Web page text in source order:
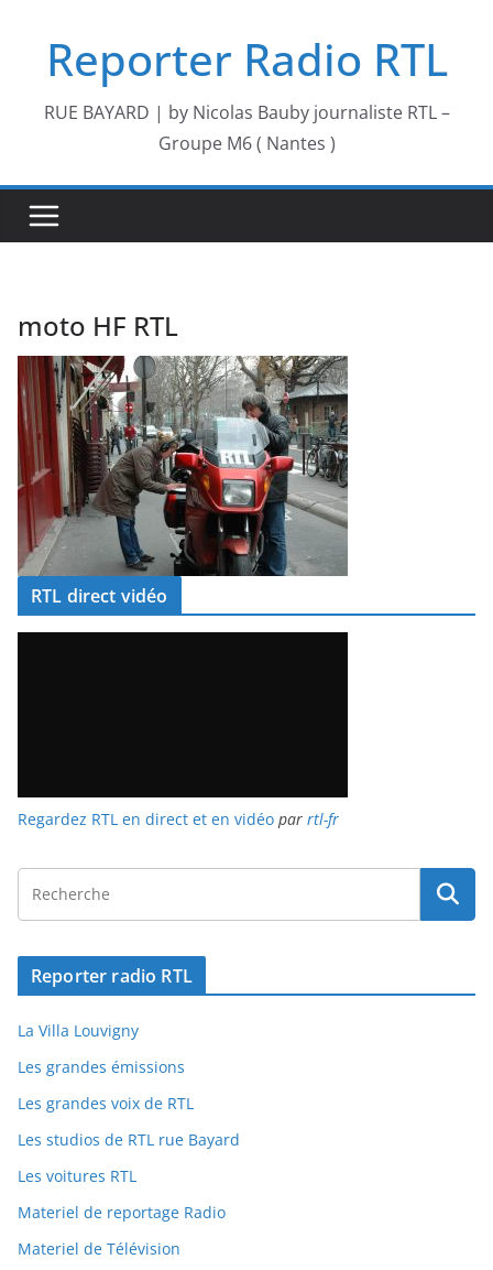
contenuReporter Radio RTL
RUE BAYARD | by Nicolas Bauby journaliste RTL –
Groupe M6 ( Nantes )
moto HF RTL
RTL direct vidéo
Regardez RTL en direct et en vidéo par rtl-fr
Reporter radio RTL
La Villa Louvigny
Les grandes émissions
Les grandes voix de RTL
Les studios de RTL rue Bayard
Les voitures RTL
Materiel de reportage Radio
Materiel de Télévision